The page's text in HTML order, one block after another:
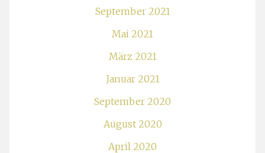
September 2021
Mai 2021
März 2021
Januar 2021
September 2020
August 2020
April 2020